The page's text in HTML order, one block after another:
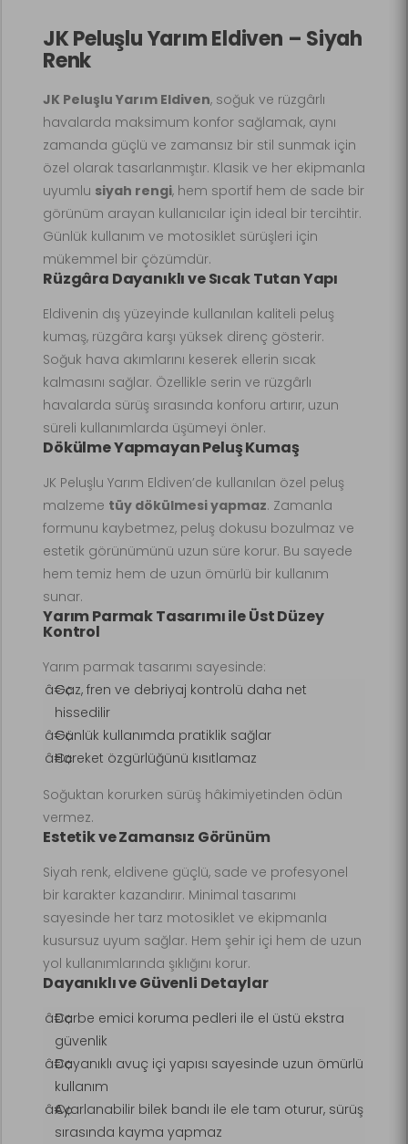
JK Peluşlu Yarım Eldiven – Siyah
Renk
JK Peluşlu Yarım Eldiven, soğuk ve rüzgârlı
havalarda maksimum konfor sağlamak, aynı
zamanda güçlü ve zamansız bir stil sunmak için
özel olarak tasarlanmıştır. Klasik ve her ekipmanla
uyumlu siyah rengi, hem sportif hem de sade bir
görünüm arayan kullanıcılar için ideal bir tercihtir.
Günlük kullanım ve motosiklet sürüşleri için
mükemmel bir çözümdür.
Rüzgâra Dayanıklı ve Sıcak Tutan Yapı
Eldivenin dış yüzeyinde kullanılan kaliteli peluş
kumaş, rüzgâra karşı yüksek direnç gösterir.
Soğuk hava akımlarını keserek ellerin sıcak
kalmasını sağlar. Özellikle serin ve rüzgârlı
havalarda sürüş sırasında konforu artırır, uzun
süreli kullanımlarda üşümeyi önler.
Dökülme Yapmayan Peluş Kumaş
JK Peluşlu Yarım Eldiven’de kullanılan özel peluş
malzeme tüy dökülmesi yapmaz. Zamanla
formunu kaybetmez, peluş dokusu bozulmaz ve
estetik görünümünü uzun süre korur. Bu sayede
hem temiz hem de uzun ömürlü bir kullanım
sunar.
Yarım Parmak Tasarımı ile Üst Düzey
Kontrol
Yarım parmak tasarımı sayesinde:
Gaz, fren ve debriyaj kontrolü daha net
hissedilir
Günlük kullanımda pratiklik sağlar
Hareket özgürlüğünü kısıtlamaz
Soğuktan korurken sürüş hâkimiyetinden ödün
vermez.
Estetik ve Zamansız Görünüm
Siyah renk, eldivene güçlü, sade ve profesyonel
bir karakter kazandırır. Minimal tasarımı
sayesinde her tarz motosiklet ve ekipmanla
kusursuz uyum sağlar. Hem şehir içi hem de uzun
yol kullanımlarında şıklığını korur.
Dayanıklı ve Güvenli Detaylar
Darbe emici koruma pedleri ile el üstü ekstra
güvenlik
Dayanıklı avuç içi yapısı sayesinde uzun ömürlü
kullanım
Ayarlanabilir bilek bandı ile ele tam oturur, sürüş
sırasında kayma yapmaz